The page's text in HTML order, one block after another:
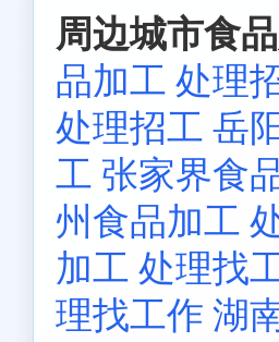
周边城市食
品加工 处理
处理招工 岳
工 张家界食
州食品加工
加工 处理找
理找工作 湖